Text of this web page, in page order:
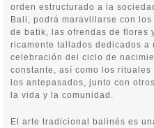
orden estructurado a la
Bali, podrá maravillarse con
de batik, las ofrendas de flores
ricamente tallados dedicados a
celebración del ciclo de
constante, así como los
los antepasados, junto con
la vida y la comunidad.
El arte tradicional balinés es